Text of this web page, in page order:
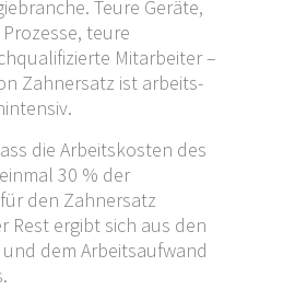
Teure Geräte,
teure
Mitarbeiter –
Zahnersatz ist arbeits-
die Arbeitskosten des
30 % der
den Zahnersatz
Rest ergibt sich aus den
dem Arbeitsaufwand